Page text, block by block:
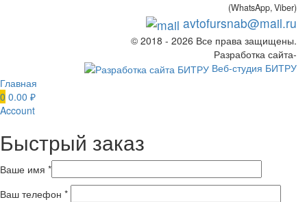
(WhatsApp, Viber)
avtofursnab@mail.ru
© 2018 - 2026 Все права защищены.
Разработка сайта-
Веб-студия БИТРУ
Главная
0 0.00 ₽
Account
Быстрый заказ
Ваше имя *
Ваш телефон *